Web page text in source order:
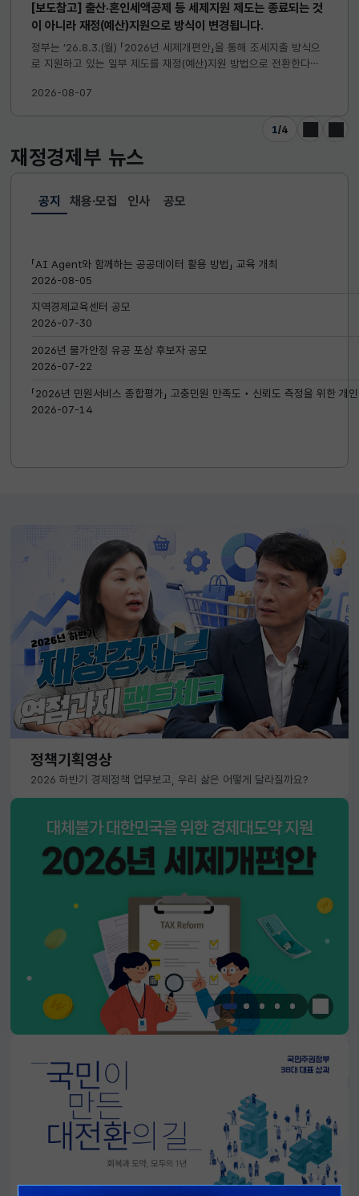
[보도참고] 출산·혼인세액공제 등 세제지원 제도는 종료되는 것
이 아니라 재정(예산)지원으로 방식이 변경됩니다.
정부는 ’26.8.3.(월) 「2026년 세제개편안」을 통해 조세지출 방식으
로 지원하고 있는 일부 제도를 재정(예산)지원 방법으로 전환한다고
2026-08-07
1/4
이전 다음
재정경제부 뉴스
공지
선택됨
공지
「AI Agent와 함께하는 공공데이터 활용 방법」 교육 개최
2026-08-05
지역경제교육센터 공모
2026-07-30
2026년 물가안정 유공 포상 후보자 공모
2026-07-22
「2026년 민원서비스 종합평가」 고충민원 만족도‧신뢰도 측정을 위한 개
2026-07-14
채용·모집 인사 공모
정책기획영상
2026 하반기 경제정책 업무보고, 우리 삶은 어떻게 달라질까요?
한눈에